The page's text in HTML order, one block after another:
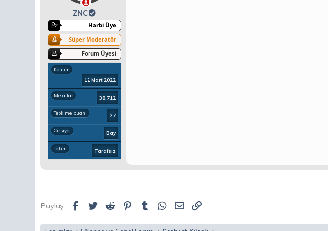
ZNC
Harbi Üye
Süper Moderatör
Forum Üyesi
Katılım
12 Mart 2022
Mesajlar 38,712
Tepkime puanı 27
Cinsiyet Bay
Takım Tarafsız
Paylaş: Facebook
TwitterReddit Pinterest
Tumblr WhatsApp
E-posta